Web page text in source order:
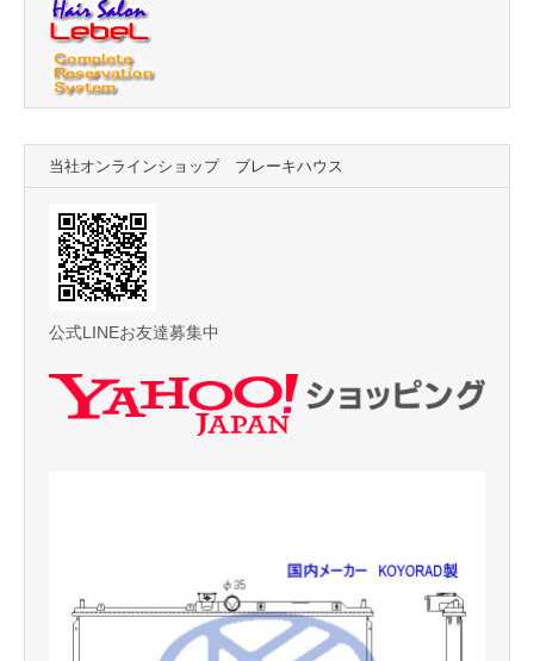
当社オンラインショップ ブレーキハウス
公式LINEお友達募集中